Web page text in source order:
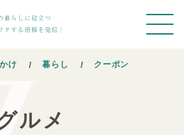
け 暮らし クーポン
ルメ